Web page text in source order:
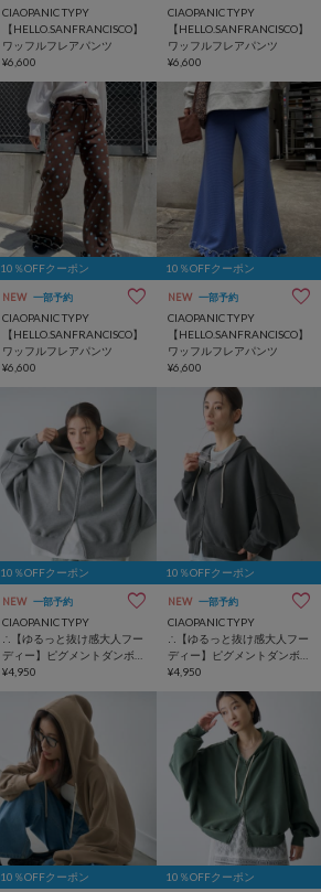
CIAOPANIC TYPY
【HELLO.SANFRANCISCO】
ワッフルフレアパンツ
¥6,600
CIAOPANIC TYPY
【HELLO.SANFRANCISCO】
ワッフルフレアパンツ
¥6,600
10％OFFクーポン
NEW 一部予約
CIAOPANIC TYPY
【HELLO.SANFRANCISCO】
ワッフルフレアパンツ
¥6,600
10％OFFクーポン
NEW 一部予約
CIAOPANIC TYPY
【HELLO.SANFRANCISCO】
ワッフルフレアパンツ
¥6,600
10％OFFクーポン
NEW 一部予約
CIAOPANIC TYPY
∴【ゆるっと抜け感大人フー
ディー】ピグメントダンボ
ールパーカー
¥4,950
10％OFFクーポン
NEW 一部予約
CIAOPANIC TYPY
∴【ゆるっと抜け感大人フー
ディー】ピグメントダンボ
ールパーカー
¥4,950
10％OFFクーポン 10％OFFクーポン